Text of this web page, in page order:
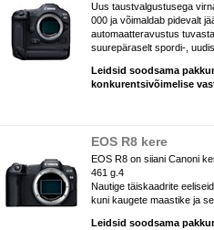
Uus taustvalgustusega
000 ja võimaldab pidevalt
automaatteravustus
suurepäraselt spordi-,
Leidsid soodsama
konkurentsivõimelise
EOS R8 kere
EOS R8 on siiani Canoni
461 g.4
Nautige täiskaadrite
kuni kaugete maastike ja
Leidsid soodsama